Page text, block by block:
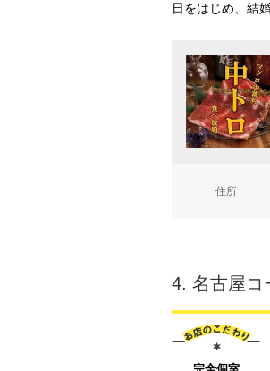
日をはじめ、結
住所
4. 名古屋コ